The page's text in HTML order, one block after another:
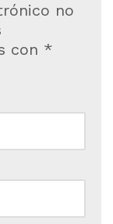
no
con *